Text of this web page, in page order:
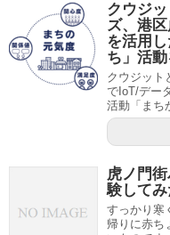
クウジ
ズ、港
を活用
ち」活
クウジット
でIoT/デー
活動「まち
虎ノ門
験してみ
すっかり寒
帰りに赤ち